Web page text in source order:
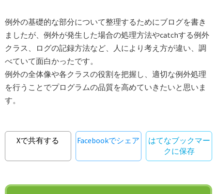
例外の基礎的な部分について整理するためにブログを書き
ましたが、例外が発生した場合の処理方法やcatchする例外
クラス、ログの記録方法など、人により考え方が違い、調
べていて面白かったです。
例外の全体像や各クラスの役割を把握し、適切な例外処理
を行うことでプログラムの品質を高めていきたいと思いま
す。
Xで共有する Facebookでシェア
はてなブックマー
クに保存